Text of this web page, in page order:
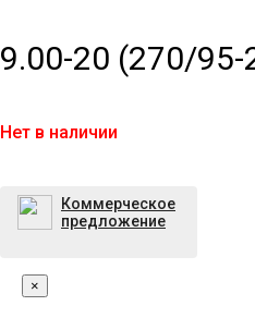
9.00-20 (270/95-
Нет в наличии
Коммерческое
предложение
×